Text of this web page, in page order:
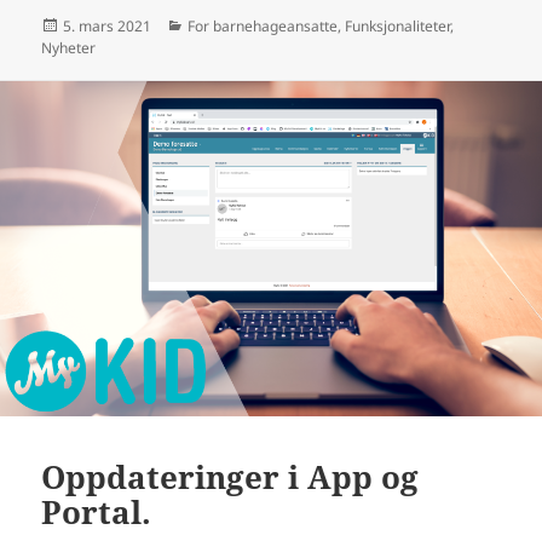
Publisert
5. mars 2021 Kategorier
For barnehageansatte, Funksjonaliteter,
Nyheter
Oppdateringer i App og
Portal.